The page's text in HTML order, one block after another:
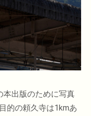
本出版のために写真
的の頼久寺は1kmあ